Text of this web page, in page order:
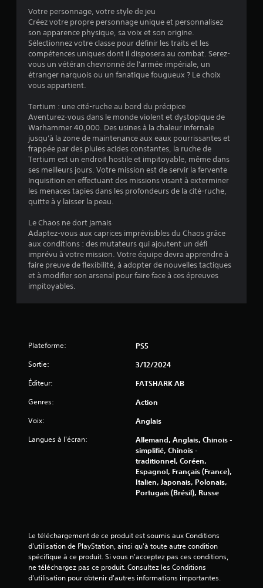
o
r
a
l
e
m
e
n
o
u
p
a
r
v
i
b
r
a
i
o
n
s
d
e
s
a
t
t
i
c
k
s
(
B
s
i
q
u
e
)
D
e
s
p
t
i
o
n
s
p
t
v
j
o
y
s
t
t
e
x
t
e
.
Votre personnage, votre style de jeu
Créez votre propre personnage unique et personnalisez
son apparence physique, sa voix et son origine.
Sélectionnez votre classe pour définir les traits et les
compétences uniques dont il disposera au combat. Serez-
vous un vétéran chevronné de l'armée impériale, un
étranger narquois ou un fanatique fougueux ? Le choix
vous appartient.
Tertium : une cité-ruche au bord du précipice
Aventurez-vous dans le monde violent et dystopique de
Warhammer 40,000. Des usines à la chaleur infernale
jusqu'à la zone de maintenance aux eaux pourrissantes et
frappée par des pluies acides constantes, la ruche de
Tertium est un endroit hostile et impitoyable, même dans
ses meilleurs jours. Votre mission est de servir la fervente
Inquisition en effectuant des missions visant à exterminer
les menaces tapies dans les profondeurs de la cité-ruche,
quitte à y laisser la peau.
Le Chaos ne dort jamais
Adaptez-vous aux caprices imprévisibles du Chaos grâce
aux conditions : des mutateurs qui ajoutent un défi
imprévu à votre mission. Votre équipe devra apprendre à
faire preuve de flexibilité, à adopter de nouvelles tactiques
et à modifier son arsenal pour faire face à ces épreuves
impitoyables.
Plateforme: PS5
Sortie: 3/12/2024
Éditeur: FATSHARK AB
Genres: Action
Voix: Anglais
Langues à l'écran:
Allemand, Anglais, Chinois -
simplifié, Chinois -
traditionnel, Coréen,
Espagnol, Français (France),
Italien, Japonais, Polonais,
Portugais (Brésil), Russe
Le téléchargement de ce produit est soumis aux Conditions
d'utilisation de PlayStation, ainsi qu'à toute autre condition
spécifique à ce produit. Si vous n'acceptez pas ces conditions,
ne téléchargez pas ce produit. Consultez les Conditions
d'utilisation pour obtenir d'autres informations importantes.